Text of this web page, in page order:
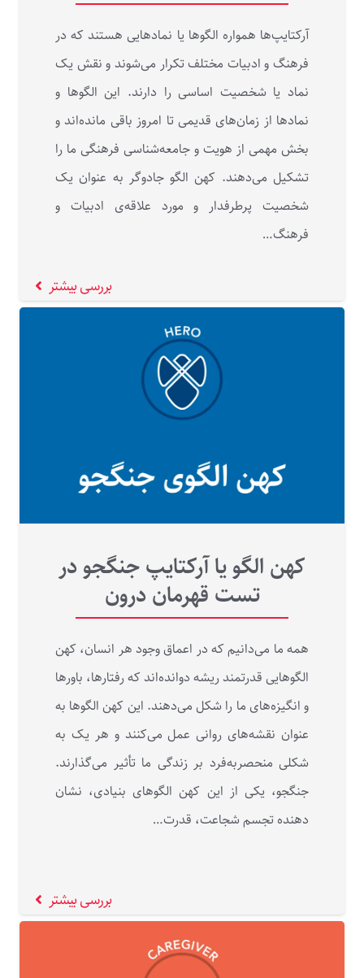
آرکتایپ‌ها همواره الگوها یا نمادهایی هستند که در
فرهنگ و ادبیات مختلف تکرار می‌شوند و نقش یک
نماد یا شخصیت اساسی را دارند. این الگوها و
نمادها از زمان‌های قدیمی تا امروز باقی مانده‌اند و
بخش مهمی از هویت و جامعه‌شناسی فرهنگی ما را
تشکیل می‌دهند. کهن الگو جادوگر به عنوان یک
شخصیت پرطرفدار و مورد علاقه‌ی ادبیات و
فرهنگ…
بررسی بیشتر
کهن الگو یا آرکتایپ جنگجو در
تست قهرمان درون
همه ما می‌دانیم که در اعماق وجود هر انسان، کهن
الگوهایی قدرتمند ریشه دوانده‌اند که رفتارها، باورها
و انگیزه‌های ما را شکل می‌دهند. این کهن الگوها به
عنوان نقشه‌های روانی عمل می‌کنند و هر یک به
شکلی منحصربه‌فرد بر زندگی ما تأثیر می‌گذارند.
جنگجو، یکی از این کهن الگوهای بنیادی، نشان
دهنده تجسم شجاعت، قدرت…
بررسی بیشتر